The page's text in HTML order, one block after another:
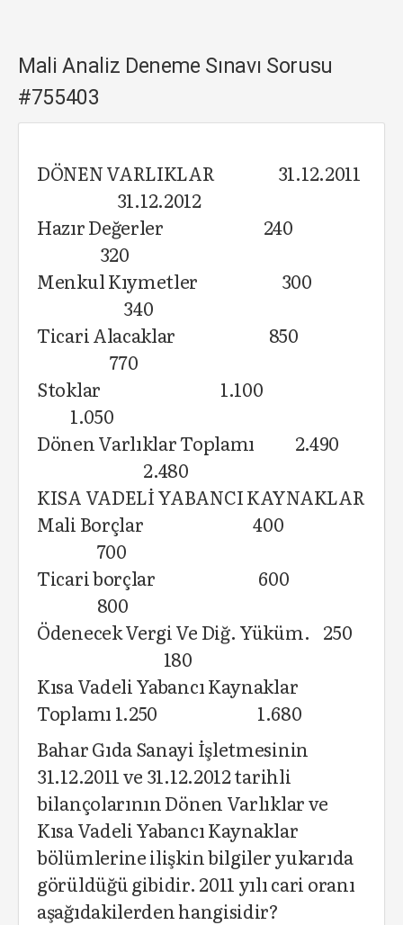
Mali Analiz Deneme Sınavı Sorusu
#755403
DÖNEN VARLIKLAR 31.12.2011
31.12.2012
Hazır Değerler 240
320
Menkul Kıymetler 300
340
Ticari Alacaklar 850
770
Stoklar 1.100
1.050
Dönen Varlıklar Toplamı 2.490
2.480
KISA VADELİ YABANCI KAYNAKLAR
Mali Borçlar 400
700
Ticari borçlar 600
800
Ödenecek Vergi Ve Diğ. Yüküm. 250
180
Kısa Vadeli Yabancı Kaynaklar
Toplamı 1.250 1.680
Bahar Gıda Sanayi İşletmesinin
31.12.2011 ve 31.12.2012 tarihli
bilançolarının Dönen Varlıklar ve
Kısa Vadeli Yabancı Kaynaklar
bölümlerine ilişkin bilgiler yukarıda
görüldüğü gibidir. 2011 yılı cari oranı
aşağıdakilerden hangisidir?